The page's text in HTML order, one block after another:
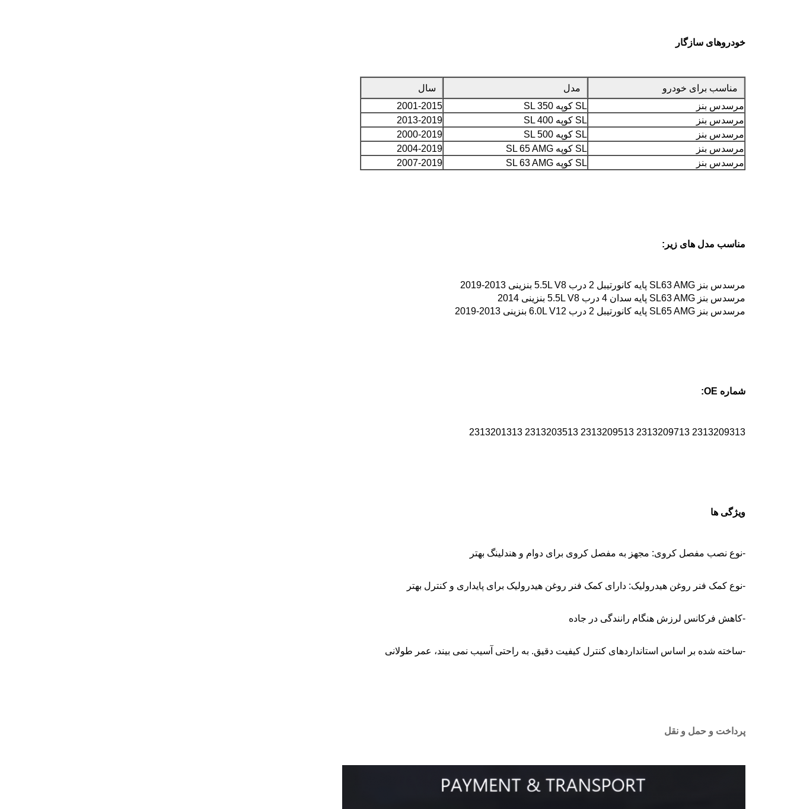
خودروهای سازگار
مناسب برای خودرو مدل
سال
مرسدس بنز
SL کوپه SL 350
2001-2015
مرسدس بنز
SL کوپه SL 400
2013-2019
مرسدس بنز
SL کوپه SL 500
2000-2019
مرسدس بنز
SL کوپه SL 65 AMG
2004-2019
مرسدس بنز
SL کوپه SL 63 AMG 2007-2019
مناسب مدل های زیر:
مرسدس بنز SL63 AMG پایه کانورتیبل 2 درب 5.5L V8 بنزینی 2013-2019
مرسدس بنز SL63 AMG پایه سدان 4 درب 5.5L V8 بنزینی 2014
مرسدس بنز SL65 AMG پایه کانورتیبل 2 درب 6.0L V12 بنزینی 2013-2019
شماره OE:
2313209313 2313209713 2313209513 2313203513 2313201313
ویژگی ها
-نوع نصب مفصل کروی: مجهز به مفصل کروی برای دوام و هندلینگ بهتر
-نوع کمک فنر روغن هیدرولیک: دارای کمک فنر روغن هیدرولیک برای پایداری و کنترل بهتر
-کاهش فرکانس لرزش هنگام رانندگی در جاده
-ساخته شده بر اساس استانداردهای کنترل کیفیت دقیق. به راحتی آسیب نمی بیند، عمر طولانی
پرداخت و حمل و نقل